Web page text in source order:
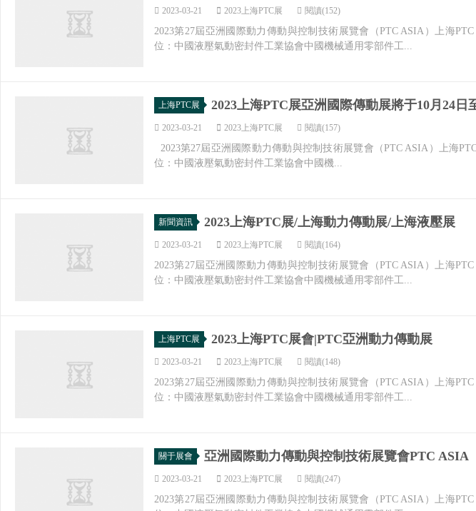
2023-03-21 2023上海PTC展 閱讀(152)
2023第27屆亞洲國際動力傳動與控制技術展覽會（PTC ASIA）上海
位：中國液壓氣動密封件工業協會中國機械通用零部件工...
上海PTC展 2023上海PTC展亞洲國際傳動展將于10月24
2023-03-21 2023上海PTC展 閱讀(157)
2023第27屆亞洲國際動力傳動與控制技術展覽會（PTC ASIA）上海
位：中國液壓氣動密封件工業協會中國機...
新聞資訊 2023上海PTC展/上海動力傳動展/上海液壓展
2023-03-21 2023上海PTC展 閱讀(164)
2023第27屆亞洲國際動力傳動與控制技術展覽會（PTC ASIA）上海
位：中國液壓氣動密封件工業協會中國機械通用零部件工...
上海PTC展 2023上海PTC展會|PTC亞洲動力傳動展
2023-03-21 2023上海PTC展 閱讀(148)
2023第27屆亞洲國際動力傳動與控制技術展覽會（PTC ASIA）上海
位：中國液壓氣動密封件工業協會中國機械通用零部件工...
關于展會 亞洲國際動力傳動與控制技術展覽會PTC ASIA
2023-03-21 2023上海PTC展 閱讀(247)
2023第27屆亞洲國際動力傳動與控制技術展覽會（PTC ASIA）上海